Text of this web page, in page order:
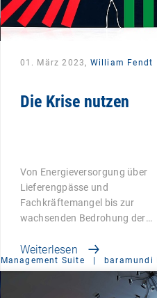
01. März 2023, William Fendt
Die Krise nutzen
Von Energieversorgung über
Lieferengpässe und
Fachkräftemangel bis zur
wachsenden Bedrohung der
Weiterlesen
Management Suite | baramundi